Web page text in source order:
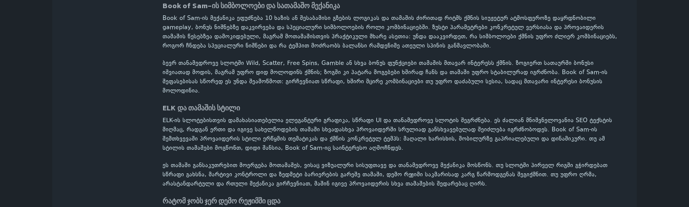
Book of Sam-ის სიმბოლოები და სათამაშო მექანიკა
Book of Sam-ის მექანიკა ეფუძნება 10 ხაზის ან შესაბამისი გზების ლოგიკას და თამაშის ძირითად რიტმს ქმნის სიუჟეტურ ატმოსფეროზე დაყრდნობილი
gameplay, ბონუს ნიშნებზე დაკვირვება და სპეციალური სიმბოლოების როლი კომბინაციებში. ზუსტი პარამეტრები კონკრეტულ ვერსიასა და პროვაიდერის
თამაშის წესებზეა დამოკიდებული, მაგრამ მოთამაშისთვის პრაქტიკული მხარე ასეთია: უნდა დააკვირდეთ, რა სიმბოლოები ქმნის უფრო ძლიერ კომბინაციებს,
როგორ ჩნდება სპეციალური ნიშნები და რა ტემპით მოძრაობს ბალანსი რამდენიმე ათეული სპინის განმავლობაში.
ბევრ თანამედროვე სლოტში Wild, Scatter, Free Spins, Gamble ან სხვა ბონუს ფუნქციები თამაშის მთავარ ინტერესს ქმნის. ზოგიერთ სათაურში ბონუსი
იშვიათად მოდის, მაგრამ უფრო დიდ მოლოდინს ქმნის; ზოგში კი პატარა მოგებები ხშირად ჩანს და თამაში უფრო სტაბილურად იგრძნობა. Book of Sam-ის
შეფასებისას სწორედ ეს უნდა შეამოწმოთ: გირჩევნიათ სწრაფი, ხშირი მცირე კომბინაციები თუ უფრო დაძაბული სესია, სადაც მთავარი ინტერესი ბონუსის
მოლოდინია.
ELK და თამაშის სტილი
ELK-ის სლოტებისთვის დამახასიათებელია ელეგანტური გრაფიკა, სწრაფი UI და თანამედროვე სლოტის შეგრძნება. ეს ძალიან მნიშვნელოვანია SEO ტექსტის
მიღმაც, რადგან ერთი და იგივე სახელწოდების თამაში სხვადასხვა პროვაიდერში სრულიად განსხვავებულად შეიძლება იგრძნობოდეს. Book of Sam-ის
შემთხვევაში პროვაიდერის სტილი ერწყმის თემატიკას და ქმნის კონკრეტულ ტემპს: მაღალი ხარისხის, მობილურზე გაპრიალებული და დინამიკური. თუ ამ
სტილის თამაშები მოგწონთ, დიდი შანსია, Book of Sam-იც საინტერესო აღმოჩნდეს.
ეს თამაში განსაკუთრებით მოერგება მოთამაშეს, ვისაც ვიზუალური სისუფთავე და თანამედროვე მექანიკა მოსწონს. თუ სლოტში პირველ რიგში გჭირდებათ
სწრაფი გახსნა, მარტივი კონტროლი და ზედმეტი ბარიერების გარეშე თამაში, დემო რეჟიმი საკმარისად კარგ წარმოდგენას შეგიქმნით. თუ უფრო ღრმა,
არასტანდარტული და რთული მექანიკა გირჩევნიათ, მაშინ იგივე პროვაიდერის სხვა თამაშების შედარებაც ღირს.
რატომ ჯობს ჯერ დემო რეჟიმში ცდა